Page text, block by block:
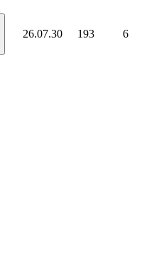
26.07.30 193 6